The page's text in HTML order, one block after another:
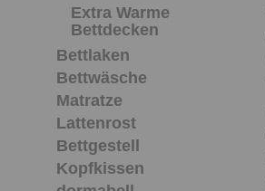
Extra Warme
Bettdecken
Bettlaken
Bettwäsche
Matratze
Lattenrost
Bettgestell
Kopfkissen